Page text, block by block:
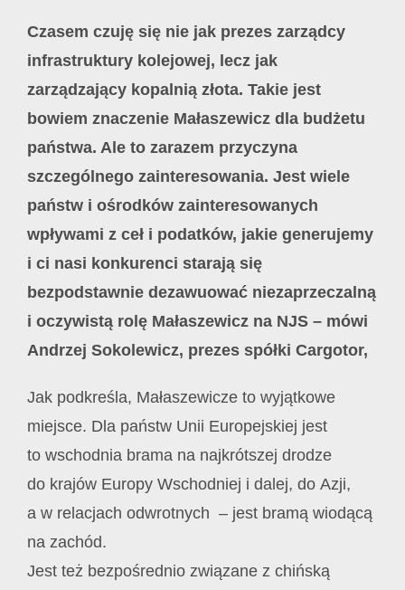
Czasem czuję się nie jak prezes zarządcy
infrastruktury kolejowej, lecz jak
zarządzający kopalnią złota. Takie jest
bowiem znaczenie Małaszewicz dla budżetu
państwa. Ale to zarazem przyczyna
szczególnego zainteresowania. Jest wiele
państw i ośrodków zainteresowanych
wpływami z ceł i podatków, jakie generujemy
i ci nasi konkurenci starają się
bezpodstawnie dezawuować niezaprzeczalną
i oczywistą rolę Małaszewicz na NJS – mówi
Andrzej Sokolewicz, prezes spółki Cargotor,
Jak podkreśla, Małaszewicze to wyjątkowe
miejsce. Dla państw Unii Europejskiej jest
to wschodnia brama na najkrótszej drodze
do krajów Europy Wschodniej i dalej, do Azji,
a w relacjach odwrotnych – jest bramą wiodącą
na zachód.
Jest też bezpośrednio związane z chińską